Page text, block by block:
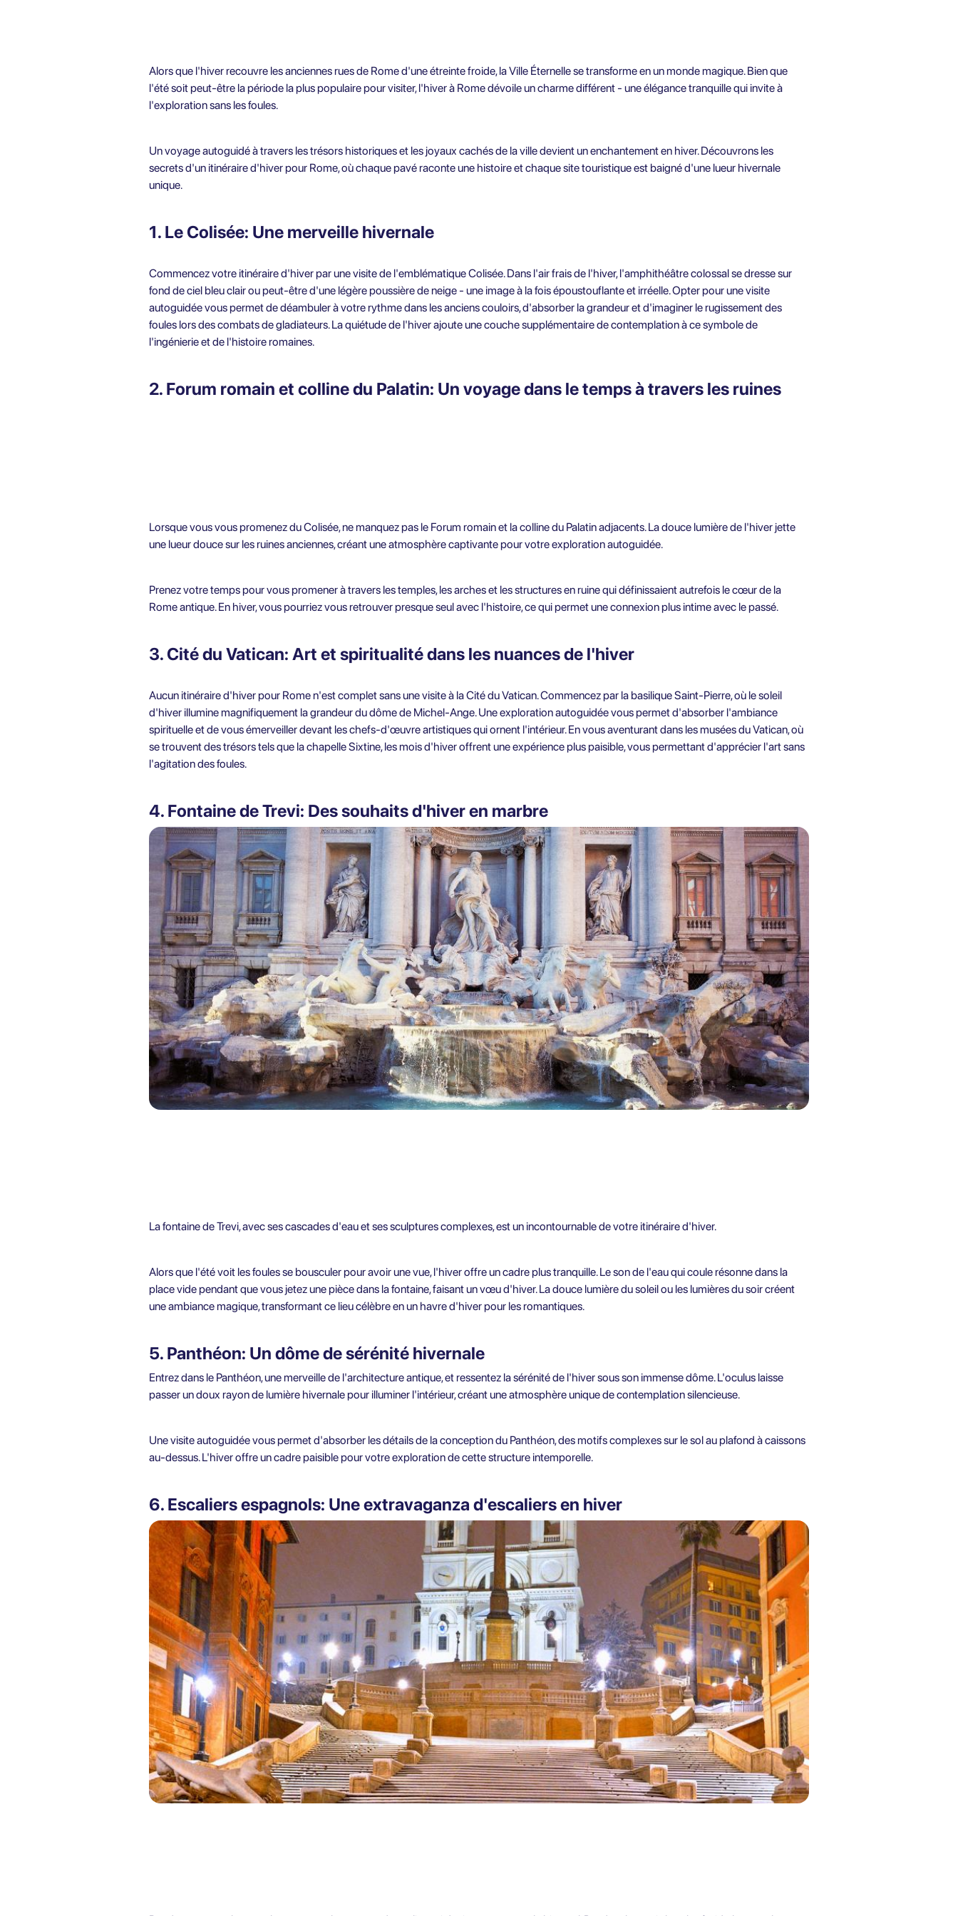
Alors que l'hiver recouvre les anciennes rues de Rome d'une étreinte froide, la Ville Éternelle se transforme en un monde magique. Bien que
l'été soit peut-être la période la plus populaire pour visiter, l'hiver à Rome dévoile un charme différent - une élégance tranquille qui invite à
l'exploration sans les foules.
Un voyage autoguidé à travers les trésors historiques et les joyaux cachés de la ville devient un enchantement en hiver. Découvrons les
secrets d'un itinéraire d'hiver pour Rome, où chaque pavé raconte une histoire et chaque site touristique est baigné d'une lueur hivernale
unique.
1. Le Colisée: Une merveille hivernale
Commencez votre itinéraire d'hiver par une visite de l'emblématique Colisée. Dans l'air frais de l'hiver, l'amphithéâtre colossal se dresse sur
fond de ciel bleu clair ou peut-être d'une légère poussière de neige - une image à la fois époustouflante et irréelle. Opter pour une visite
autoguidée vous permet de déambuler à votre rythme dans les anciens couloirs, d'absorber la grandeur et d'imaginer le rugissement des
foules lors des combats de gladiateurs. La quiétude de l'hiver ajoute une couche supplémentaire de contemplation à ce symbole de
l'ingénierie et de l'histoire romaines.
2. Forum romain et colline du Palatin: Un voyage dans le temps à travers les ruines
Lorsque vous vous promenez du Colisée, ne manquez pas le Forum romain et la colline du Palatin adjacents. La douce lumière de l'hiver jette
une lueur douce sur les ruines anciennes, créant une atmosphère captivante pour votre exploration autoguidée.
Prenez votre temps pour vous promener à travers les temples, les arches et les structures en ruine qui définissaient autrefois le cœur de la
Rome antique. En hiver, vous pourriez vous retrouver presque seul avec l'histoire, ce qui permet une connexion plus intime avec le passé.
3. Cité du Vatican: Art et spiritualité dans les nuances de l'hiver
Aucun itinéraire d'hiver pour Rome n'est complet sans une visite à la Cité du Vatican. Commencez par la basilique Saint-Pierre, où le soleil
d'hiver illumine magnifiquement la grandeur du dôme de Michel-Ange. Une exploration autoguidée vous permet d'absorber l'ambiance
spirituelle et de vous émerveiller devant les chefs-d'œuvre artistiques qui ornent l'intérieur. En vous aventurant dans les musées du Vatican, où
se trouvent des trésors tels que la chapelle Sixtine, les mois d'hiver offrent une expérience plus paisible, vous permettant d'apprécier l'art sans
l'agitation des foules.
4. Fontaine de Trevi: Des souhaits d'hiver en marbre
La fontaine de Trevi, avec ses cascades d'eau et ses sculptures complexes, est un incontournable de votre itinéraire d'hiver.
Alors que l'été voit les foules se bousculer pour avoir une vue, l'hiver offre un cadre plus tranquille. Le son de l'eau qui coule résonne dans la
place vide pendant que vous jetez une pièce dans la fontaine, faisant un vœu d'hiver. La douce lumière du soleil ou les lumières du soir créent
une ambiance magique, transformant ce lieu célèbre en un havre d'hiver pour les romantiques.
5. Panthéon: Un dôme de sérénité hivernale
Entrez dans le Panthéon, une merveille de l'architecture antique, et ressentez la sérénité de l'hiver sous son immense dôme. L'oculus laisse
passer un doux rayon de lumière hivernale pour illuminer l'intérieur, créant une atmosphère unique de contemplation silencieuse.
Une visite autoguidée vous permet d'absorber les détails de la conception du Panthéon, des motifs complexes sur le sol au plafond à caissons
au-dessus. L'hiver offre un cadre paisible pour votre exploration de cette structure intemporelle.
6. Escaliers espagnols: Une extravaganza d'escaliers en hiver